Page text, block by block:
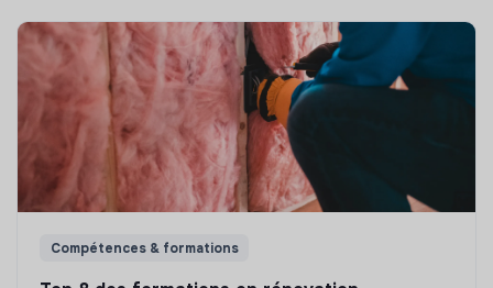
Compétences & formations